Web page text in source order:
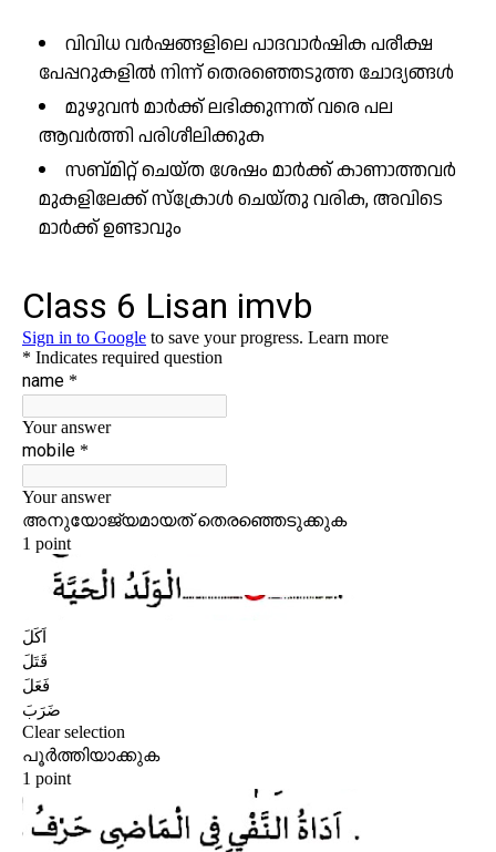
വിവിധ വർഷങ്ങളിലെ പാദവാർഷിക പരീക്ഷ
പേപ്പറുകളിൽ നിന്ന് തെരഞ്ഞെടുത്ത ചോദ്യങ്ങൾ
മുഴുവൻ മാർക്ക് ലഭിക്കുന്നത് വരെ പല
ആവർത്തി പരിശീലിക്കുക
സബ്മിറ്റ് ചെയ്ത ശേഷം മാർക്ക് കാണാത്തവർ
മുകളിലേക്ക് സ്ക്രോൾ ചെയ്തു വരിക, അവിടെ
മാർക്ക് ഉണ്ടാവും